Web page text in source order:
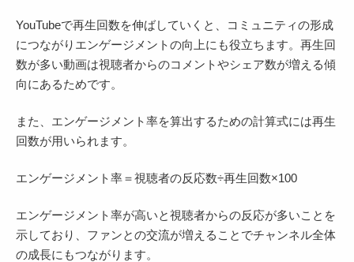
YouTubeで再生回数を伸ばしていくと、コミュニティの形成
につながりエンゲージメントの向上にも役立ちます。再生回
数が多い動画は視聴者からのコメントやシェア数が増える傾
向にあるためです。
また、エンゲージメント率を算出するための計算式には再生
回数が用いられます。
エンゲージメント率＝視聴者の反応数÷再生回数×100
エンゲージメント率が高いと視聴者からの反応が多いことを
示しており、ファンとの交流が増えることでチャンネル全体
の成長にもつながります。